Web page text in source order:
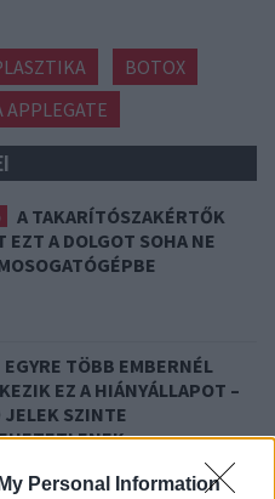
Personal Information
BOTOX
APPLEGATE
A TAKARÍTÓSZAKÉRTŐK
EZT A DOLGOT SOHA NE
EGYRE TÖBB EMBERNÉL
EZ A HIÁNYÁLLAPOT –
JELEK SZINTE